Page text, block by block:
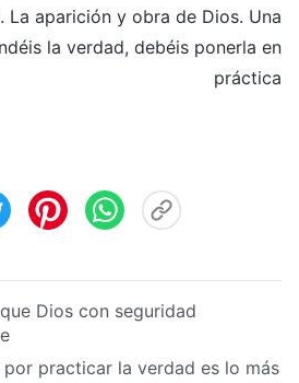
La aparición y obra de Dios. Una
la verdad, debéis ponerla en
práctica
Dios con seguridad
practicar la verdad es lo más